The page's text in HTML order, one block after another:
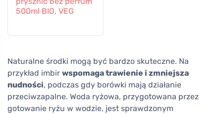
500ml BIO, VEG
Naturalne środki mogą być bardzo skuteczne. Na
przykład imbir wspomaga trawienie i zmniejsza
nudności, podczas gdy borówki mają działanie
przeciwzapalne. Woda ryżowa, przygotowana przez
gotowanie ryżu w wodzie, jest sprawdzonym